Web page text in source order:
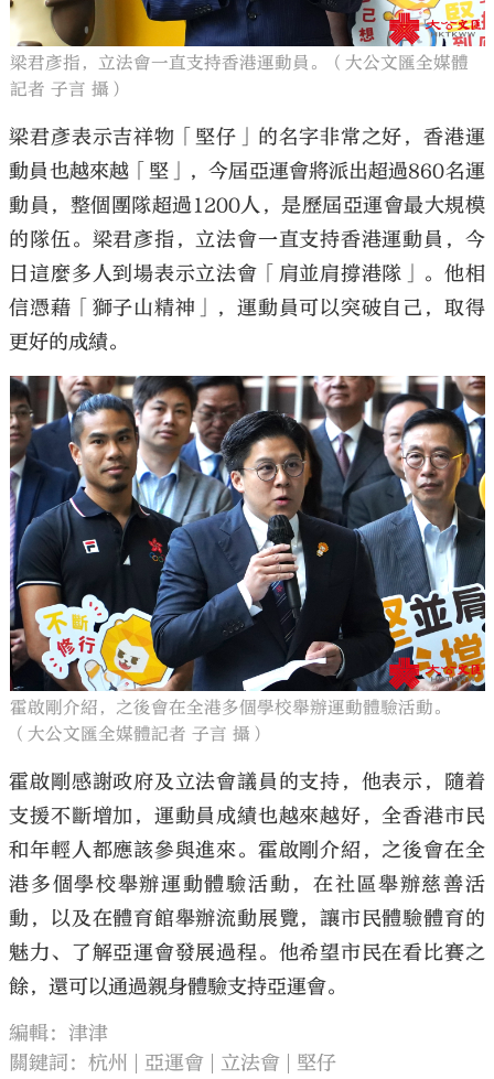
梁君彥指，立法會一直支持香港運動員。（大公文匯全媒體
記者 子言 攝）
梁君彥表示吉祥物「堅仔」的名字非常之好，香港運
動員也越來越「堅」，今屆亞運會將派出超過860名運
動員，整個團隊超過1200人，是歷屆亞運會最大規模
的隊伍。梁君彥指，立法會一直支持香港運動員，今
日這麼多人到場表示立法會「肩並肩撐港隊」。他相
信憑藉「獅子山精神」，運動員可以突破自己，取得
更好的成績。
霍啟剛介紹，之後會在全港多個學校舉辦運動體驗活動。
（大公文匯全媒體記者 子言 攝）
霍啟剛感謝政府及立法會議員的支持，他表示，隨着
支援不斷增加，運動員成績也越來越好，全香港市民
和年輕人都應該參與進來。霍啟剛介紹，之後會在全
港多個學校舉辦運動體驗活動，在社區舉辦慈善活
動，以及在體育館舉辦流動展覽，讓市民體驗體育的
魅力、了解亞運會發展過程。他希望市民在看比賽之
餘，還可以通過親身體驗支持亞運會。
編輯：津津
關鍵詞：杭州 亞運會 立法會 堅仔